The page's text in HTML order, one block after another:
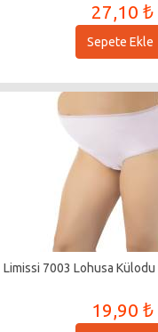
27,10 ₺
Sepete Ekle
Limissi 7003 Lohusa Külodu
19,90 ₺